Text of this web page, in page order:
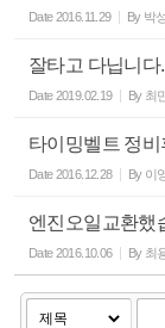
Date2016.11.29 By 박
잘타고 다닙니다.
Date2019.02.19 By 최
타이밍벨트 정비
Date2016.12.28 By 이
엔진오일교환했
Date2016.10.06 By 최